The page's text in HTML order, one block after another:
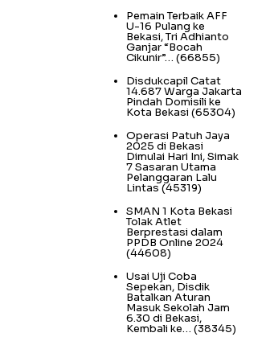
Pemain Terbaik AFF
U-16 Pulang ke
Bekasi, Tri Adhianto
Ganjar “Bocah
Cikunir”… (66855)
Disdukcapil Catat
14.687 Warga Jakarta
Pindah Domisili ke
Kota Bekasi (65304)
Operasi Patuh Jaya
2025 di Bekasi
Dimulai Hari Ini, Simak
7 Sasaran Utama
Pelanggaran Lalu
Lintas(45319)
SMAN 1 Kota Bekasi
Tolak Atlet
Berprestasi dalam
PPDB Online 2024
(44608)
Usai Uji Coba
Sepekan, Disdik
Batalkan Aturan
Masuk Sekolah Jam
6.30 di Bekasi,
Kembali ke… (38345)